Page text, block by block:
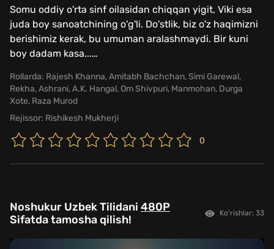
Somu oddiy o'rta sinf oilasidan chiqqan yigit, Viki esa
juda boy sanoatchining o'g'li. Do'stlik, biz o'z haqimizni
berishimiz kerak, bu umuman aralashmaydi. Bir kuni
boy dadam kasa...…
Rollarda: Rajesh Khanna,Amitabh Bachchan,Simi Garewal,
Rekha,Ashrani,A.K. Hangal, Om Shivpuri, Manmohan, Durga
Xote, Raza Murod
Rejissor: Rishikesh Mukherji
0
Noshukur Uzbek Tilidani 480P
Sifatda tamosha qilish!
Ko'rishlar: 33